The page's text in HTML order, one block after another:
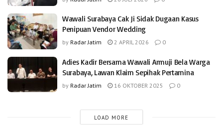
Wawali Surabaya Cak Ji Sidak Dugaan Kasus
Penipuan Vendor Wedding
by Radar Jatim 2 APRIL 2026 0
Adies Kadir Bersama Wawali Armuji Bela Warga
Surabaya, Lawan Klaim Sepihak Pertamina
by Radar Jatim 16 OKTOBER 2025 0
LOAD MORE